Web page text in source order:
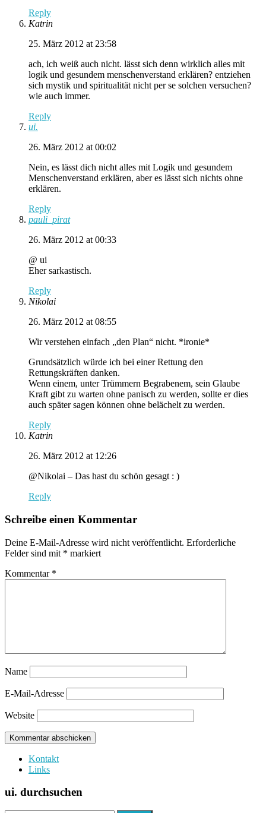
Reply
Katrin
25. März 2012 at 23:58
ach, ich weiß auch nicht. lässt sich denn wirklich alles mit
logik und gesundem menschenverstand erklären? entziehen
sich mystik und spiritualität nicht per se solchen versuchen?
wie auch immer.
Reply
ui.
26. März 2012 at 00:02
Nein, es lässt dich nicht alles mit Logik und gesundem
Menschenverstand erklären, aber es lässt sich nichts ohne
erklären.
Reply
pauli_pirat
26. März 2012 at 00:33
@ ui
Eher sarkastisch.
Reply
Nikolai
26. März 2012 at 08:55
Wir verstehen einfach „den Plan“ nicht. *ironie*
Grundsätzlich würde ich bei einer Rettung den
Rettungskräften danken.
Wenn einem, unter Trümmern Begrabenem, sein Glaube
Kraft gibt zu warten ohne panisch zu werden, sollte er dies
auch später sagen können ohne belächelt zu werden.
Reply
Katrin
26. März 2012 at 12:26
@Nikolai – Das hast du schön gesagt : )
Reply
Schreibe einen Kommentar
Deine E-Mail-Adresse wird nicht veröffentlicht. Erforderliche
Felder sind mit * markiert
Kommentar *
Name
E-Mail-Adresse
Website
Kontakt
Links
ui. durchsuchen